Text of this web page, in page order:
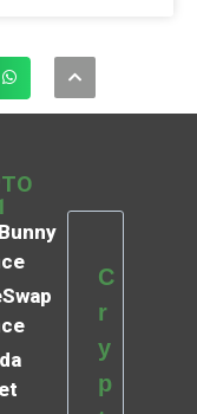
C
r
y
p